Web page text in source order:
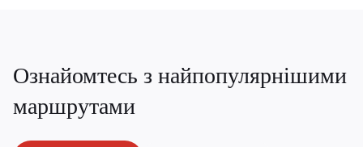
Ознайомтесь з найпопулярнішими
маршрутами